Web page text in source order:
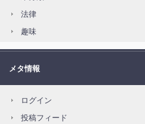
法律
趣味
メタ情報
ログイン
投稿フィード